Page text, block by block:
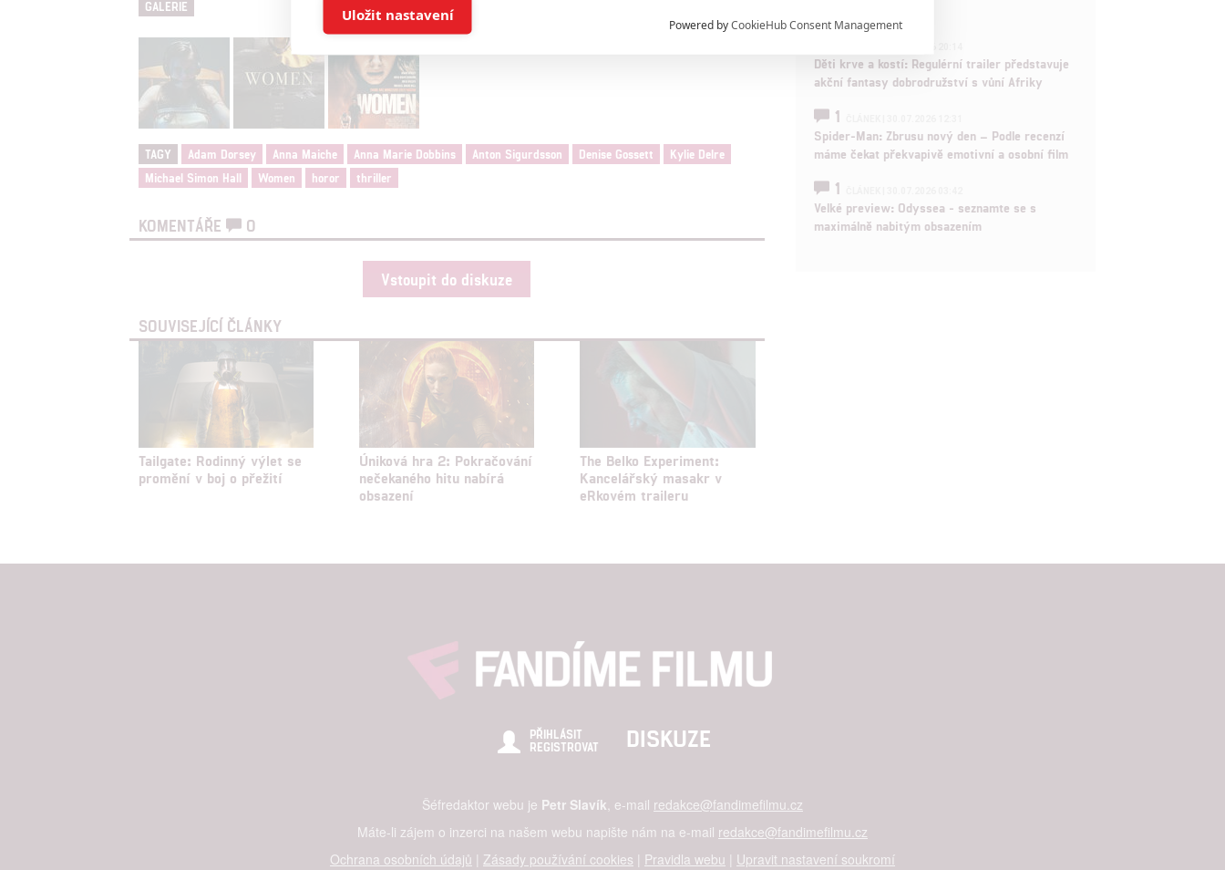
GALERIE
TAGY Adam Dorsey Anna Maiche Anna Marie Dobbins Anton Sigurdsson Denise Gossett
Kylie Delre
Michael Simon Hall
Women horor thriller
KOMENTÁŘE 0
Vstoupit do diskuze
SOUVISEJÍCÍ ČLÁNKY
Tailgate: Rodinný výlet se
promění v boj o přežití
Úniková hra 2: Pokračování
nečekaného hitu nabírá
obsazení
The Belko Experiment:
Kancelářský masakr v
eRkovém traileru
Děti krve a kostí: Regulérní trailer představuje
akční fantasy dobrodružství s vůní Afriky
1
Spider-Man: Zbrusu nový den – Podle recenzí
máme čekat překvapivě emotivní a osobní film
1
Velké preview: Odyssea - seznamte se s
maximálně nabitým obsazením
PŘIHLÁSIT
REGISTROVAT
DISKUZE
Šéfredaktor webu je Petr Slavík , e-mail redakce@fandimefilmu.cz
Máte-li zájem o inzerci na našem webu napište nám na e-mail redakce@fandimefilmu.cz
Ochrana osobních údajů | Zásady používání cookies | Pravidla webu | Upravit nastavení soukromí
Ukládání a/nebo přístup k informacím v zařízení

Reklama založená na omezených údajích a měření reklamy

Personalizovaný obsah, měření obsahu, průzkum publika a vývoj
služeb
Udělením souhlasu s účely a funkcemi zde uvedenými dáváte nám i našim partnerům
možnost: Zajištění bezpečnosti, předcházení a zjišťování podvodů a odstraňování chyb,
Powered byCookieHub Consent Management
Uložit nastavení